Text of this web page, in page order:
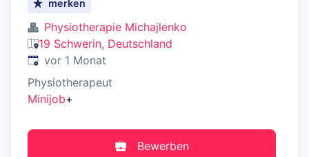
merken
Physiotherapie Michajlenko
19 Schwerin, Deutschland
Veröffentlicht:
vor 1 Monat
Physiotherapeut
Minijob+
Bewerben